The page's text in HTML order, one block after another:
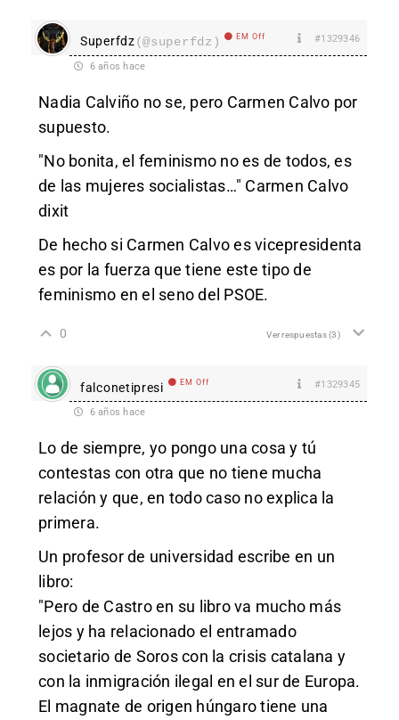
Superfdz(@superfdz) EM Off #1329346
6 años hace
Nadia Calviño no se, pero Carmen Calvo por
supuesto.
"No bonita, el feminismo no es de todos, es
de las mujeres socialistas…" Carmen Calvo
dixit
De hecho si Carmen Calvo es vicepresidenta
es por la fuerza que tiene este tipo de
feminismo en el seno del PSOE.
0 Ver respuestas(3)
falconetipresi EM Off #1329345
6 años hace
Lo de siempre, yo pongo una cosa y tú
contestas con otra que no tiene mucha
relación y que, en todo caso no explica la
primera.
Un profesor de universidad escribe en un
libro:
"Pero de Castro en su libro va mucho más
lejos y ha relacionado el entramado
societario de Soros con la crisis catalana y
con la inmigración ilegal en el sur de Europa.
El magnate de origen húngaro tiene una